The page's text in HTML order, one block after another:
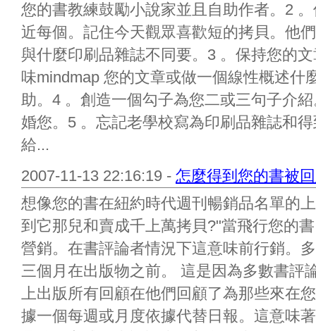
您的書教練鼓勵小說家並且自助作者。2
近每個。記住今天觀眾喜歡短的拷貝。他
與什麼印刷品雜誌不同要。3 。保持您的
味mindmap 您的文章或做一個線性概述什
助。4 。創造一個勾子為您二或三句子介
婚您。5 。忘記老學校寫為印刷品雜誌和
給...
2007-11-13 22:16:19 - 怎麼得到您的書被
想像您的書在紐約時代週刊暢銷品名單的
到它那兒和賣成千上萬拷貝?"當飛行您的
營銷。在書評論者情況下這意味前行銷。
三個月在出版物之前。 這是因為多數書評
上出版所有回顧在他們回顧了為那些來在
據一個每週或月度依據代替日報。這意味